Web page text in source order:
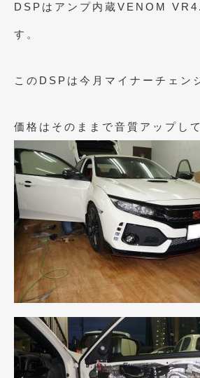
2022年10月
2021年12月(2)
2021年8月(2)
2021年7月(7)
2021年4月 (1)
2021年3月 (1)
2021年1月(2)
2020年12月(2)
2020年11月(2)
2020年10月 (1)
2020年9月(3)
DSPはアンプ内蔵VENOM
す。
このDSPは今月マイナーチェン
価格はそのままで音質アップし